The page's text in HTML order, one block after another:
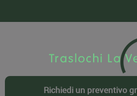
CONTATTI
Richiedi un preventivo